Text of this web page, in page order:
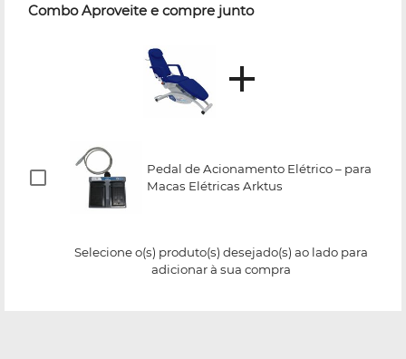
Combo Aproveite e compre junto
Pedal de Acionamento Elétrico – para
Macas Elétricas Arktus
Selecione o(s) produto(s) desejado(s) ao lado para
adicionar à sua compra